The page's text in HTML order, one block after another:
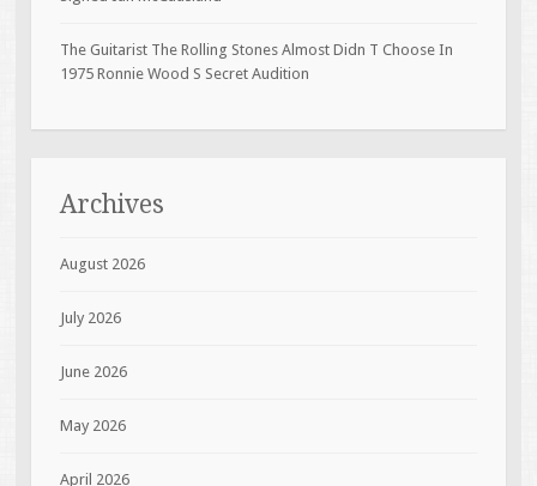
The Guitarist The Rolling Stones Almost Didn T Choose In
1975 Ronnie Wood S Secret Audition
Archives
August 2026
July 2026
June 2026
May 2026
April 2026